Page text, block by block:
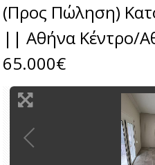
(Προς Πώληση)
|| Αθήνα Κέντρο/
65.000€